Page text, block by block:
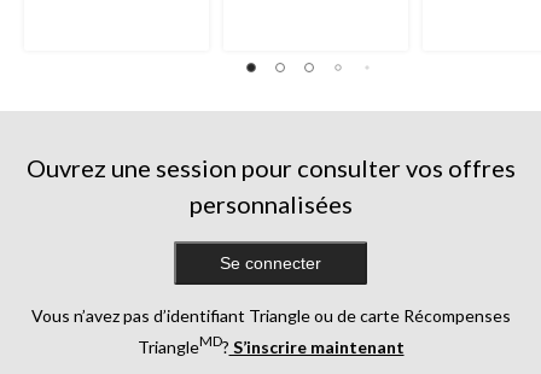
Ouvrez une session pour consulter vos offres
personnalisées
Se connecter
Vous n’avez pas d’identifiant Triangle ou de carte Récompenses
TriangleMD? S’inscrire maintenant